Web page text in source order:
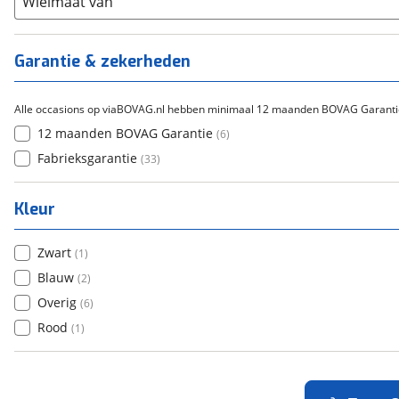
Tica
Garantie & zekerheden
Alle occasions op viaBOVAG.nl hebben minimaal 12 maanden BOVAG
12 maanden BOVAG Garantie (6)
Fabrieksgarantie (33)
Kleur
Zwart (1)
Blauw (2)
Overig (6)
Rood (1)